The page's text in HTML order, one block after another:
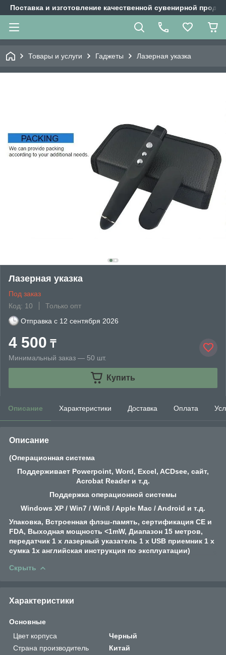
Поставка и изготовление качественной сувенирной
Товары и услуги Гаджеты Лазерная указка
Лазерная указка
Под заказ
Код: 10
Только опт
Отправка с 12 сентября 2026
4 500 ₸
Минимальный заказ — 50 шт.
Купить
Описание Характеристики Доставка Оплата
Описание
(Операционная система
Поддерживает Powerpoint, Word, Excel, ACDsee, сайт,
Acrobat Reader и т.д.
Поддержка операционной системы
Windows XP / Win7 / Win8 / Apple Mac / Android и т.д.
Упаковка, Встроенная флэш-память, сертификация CE и
FDA, Выходная мощность <1mW, Диапазон 15 метров,
передатчик 1 х лазерный указатель 1 х USB приемник 1 х
сумка 1x английская инструкция по эксплуатации)
Скрыть
Характеристики
Основные
Цвет корпуса
Черный
Страна производитель
Китай